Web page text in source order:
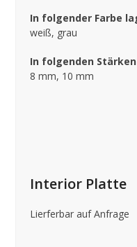
In folgender Farbe
weiß, grau
In folgenden
8 mm, 10 mm
Interior Platte
Lierferbar auf Anfrage